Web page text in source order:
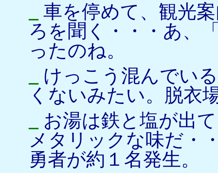
車を停めて、観光
ろを聞く・・・あ、
ったのね。
けっこう混んでい
くないみたい。脱衣
お湯は鉄と塩が出
メタリックな味だ・
勇者が約１名発生。